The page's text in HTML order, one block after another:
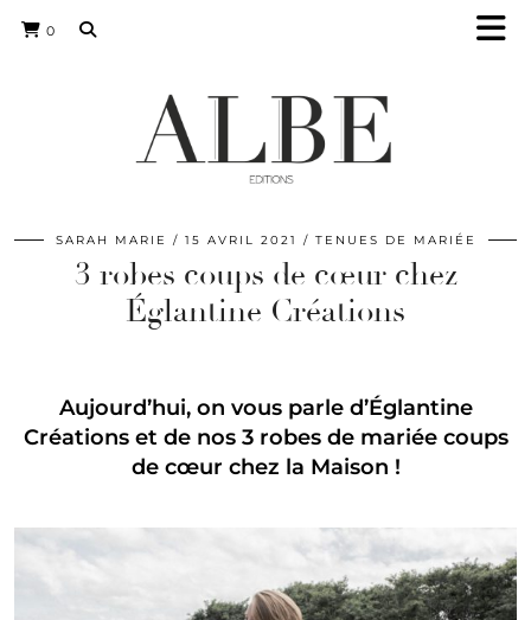
0
SARAH MARIE 15 AVRIL 2021 TENUES DE MARIÉE
3 robes coups de cœur chez
Églantine Créations
Aujourd’hui, on vous parle d’Églantine
Créations et de nos 3 robes de mariée coups
de cœur chez la Maison !